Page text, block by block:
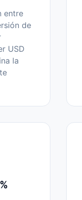
entre
de
USD
la